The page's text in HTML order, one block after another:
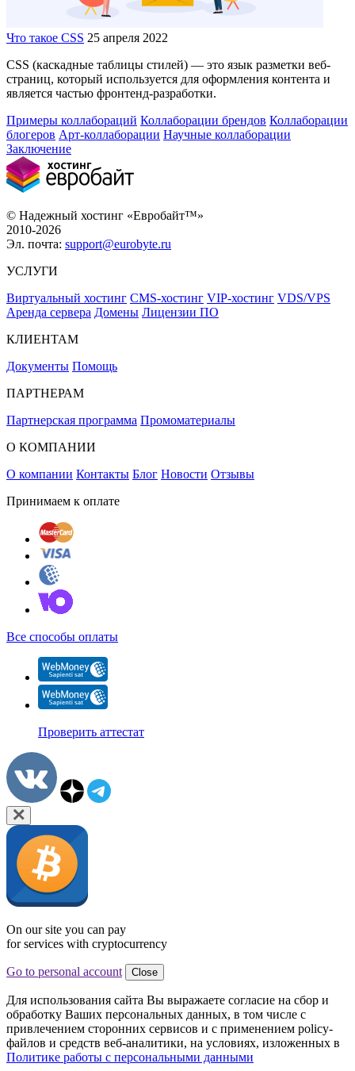
Что такое CSS 25 апреля 2022
CSS (каскадные таблицы стилей) — это язык разметки веб-
страниц, который используется для оформления контента и
является частью фронтенд-разработки.
Примеры коллабораций Коллаборации брендов Коллаборации
блогеров Арт-коллаборации Научные коллаборации
Заключение
© Надежный хостинг «Евробайт™»
2010-2026
Эл. почта: support@eurobyte.ru
УСЛУГИ
Виртуальный хостинг CMS-хостинг VIP-хостинг VDS/VPS
Аренда сервера Домены Лицензии ПО
КЛИЕНТАМ
Документы Помощь
ПАРТНЕРАМ
Партнерская программа Промоматериалы
О КОМПАНИИ
О компании Контакты Блог Новости Отзывы
Принимаем к оплате
Все способы оплаты
Проверить аттестат
On our site you can pay
for services with cryptocurrency
Go to personal account Close
Для использования сайта Вы выражаете согласие на сбор и
обработку Ваших персональных данных, в том числе с
привлечением сторонних сервисов и с применением policy-
файлов и средств веб-аналитики, на условиях, изложенных в
Политике работы с персональными данными